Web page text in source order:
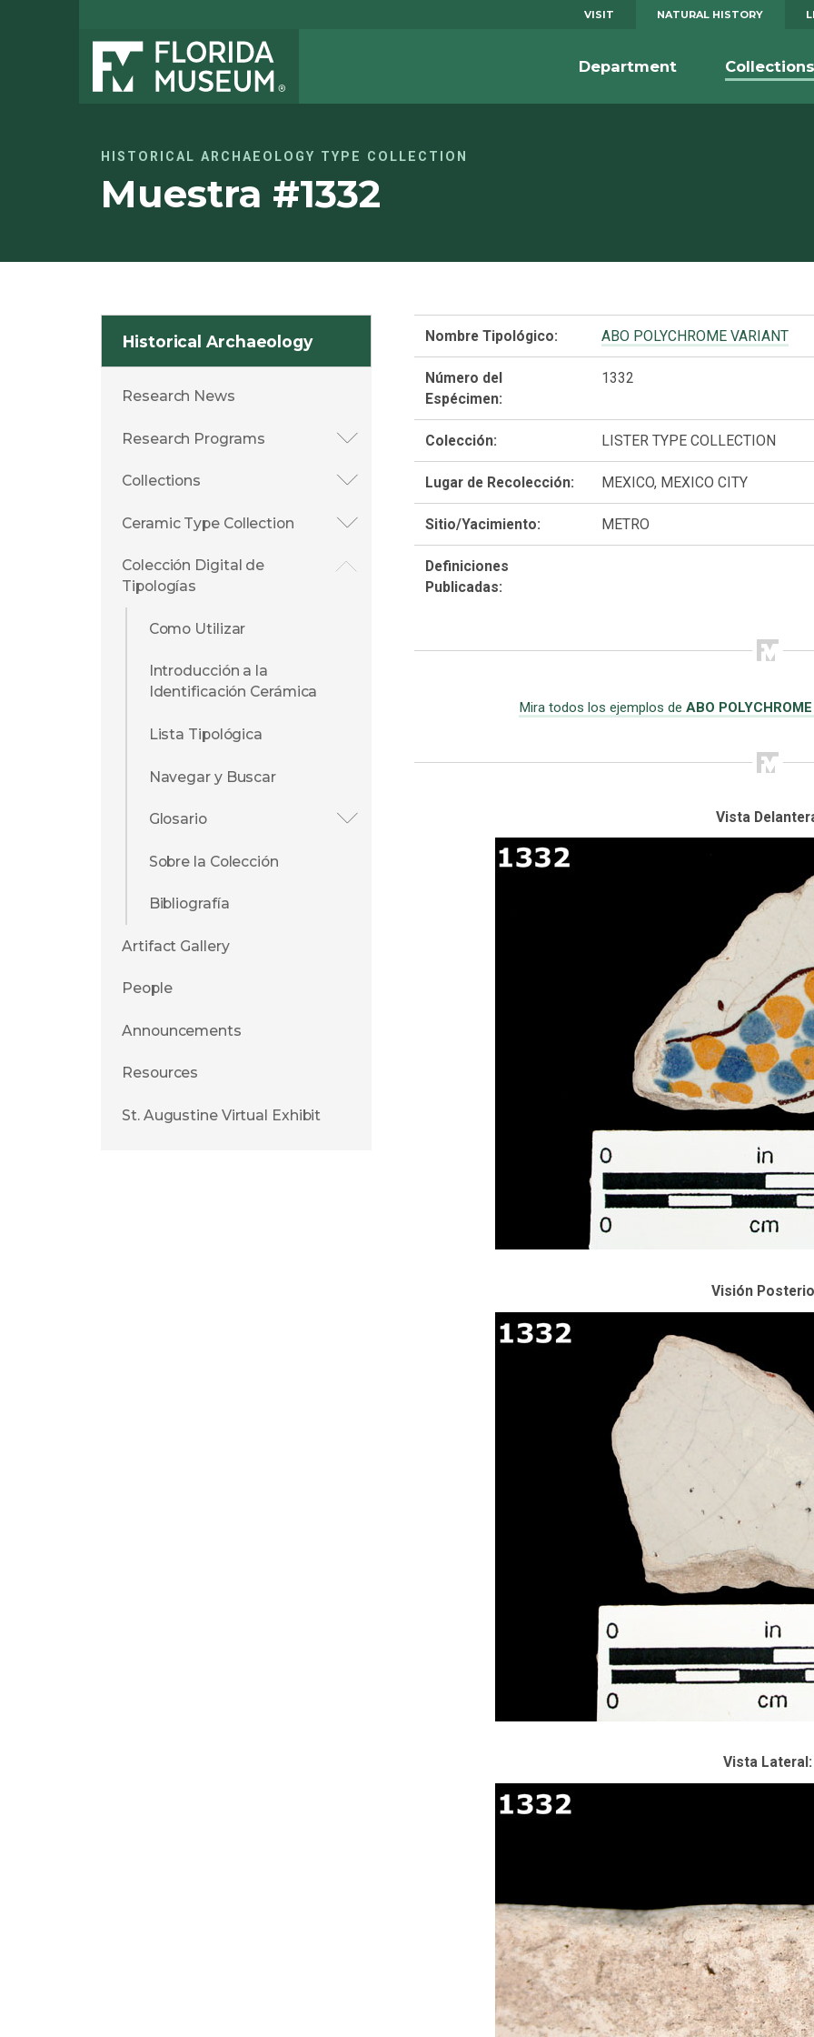
VISIT NATURAL HISTORY
Department
HISTORICAL ARCHAEOLOGY TYPE COLLECTION
Muestra #1332
Historical Archaeology
Research News
Research Programs
Collections
Ceramic Type Collection
Colección Digital de
Tipologías
Como Utilizar
Introducción a la
Identificación Cerámica
Lista Tipológica
Navegar y Buscar
Glosario
Sobre la Colección
Bibliografía
Artifact Gallery
People
Announcements
Resources
St. Augustine Virtual Exhibit
Nombre Tipológico: ABO POLYCHROME VARIANT
Número del
Espécimen:
1332
Colección: LISTER TYPE COLLECTION
Lugar de Recolección: MEXICO, MEXICO CITY
Sitio/Yacimiento: METRO
Definiciones
Publicadas:
Mira todos los ejemplos de ABO
Vista
Visión
Vista Lateral: